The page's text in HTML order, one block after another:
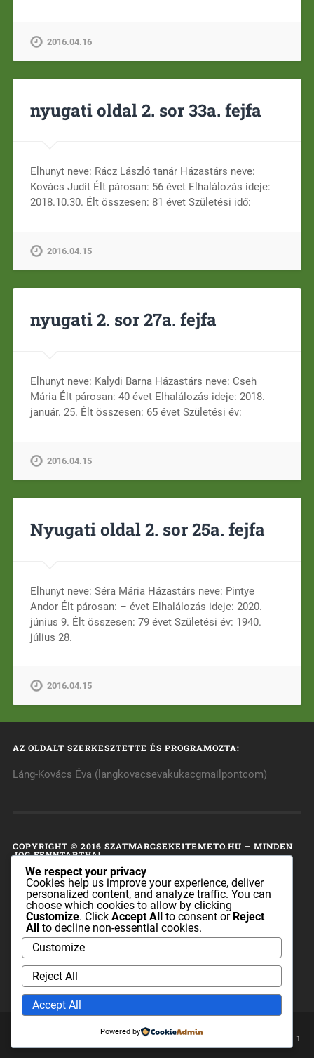
2016.04.16
nyugati oldal 2. sor 33a. fejfa
Elhunyt neve: Rácz László tanár Házastárs neve:
Kovács Judit Élt párosan: 56 évet Elhalálozás ideje:
2018.10.30. Élt összesen: 81 évet Születési idő:
2016.04.15
nyugati 2. sor 27a. fejfa
Elhunyt neve: Kalydi Barna Házastárs neve: Cseh
Mária Élt párosan: 40 évet Elhalálozás ideje: 2018.
január. 25. Élt összesen: 65 évet Születési év:
2016.04.15
Nyugati oldal 2. sor 25a. fejfa
Elhunyt neve: Séra Mária Házastárs neve: Pintye
Andor Élt párosan: – évet Elhalálozás ideje: 2020.
június 9. Élt összesen: 79 évet Születési év: 1940.
július 28.
2016.04.15
AZ OLDALT SZERKESZTETTE ÉS PROGRAMOZTA:
Láng-Kovács Éva (langkovacsevakukacgmailpontcom)
COPYRIGHT © 2016 SZATMARCSEKEITEMETO.HU – MINDEN
JOG FENNTARTVA!
A honlap tulajdonosa fenntart minden, a honlap bármely
részének bármilyen módszerrel, technikával történő
másolásával és terjesztésével kapcsolatos jogot.
A honlapon található információk sem az egész, sem pedig
részei nem publikálhatók és nem terjeszthetők a
szatmarcsekeitemeto.hu tulajdonosának előzetes írásos
engedélye nélkül.
SZATMÁRCSEKEI REFORMÁTUS TEMETŐ UP ↑
We respect your privacy
Cookies help us improve your experience, deliver
personalized content, and analyze traffic. You can
choose which cookies to allow by clicking
Customize. Click Accept All to consent or Reject
All to decline non-essential cookies.
Customize
Reject All
Accept All
Powered by